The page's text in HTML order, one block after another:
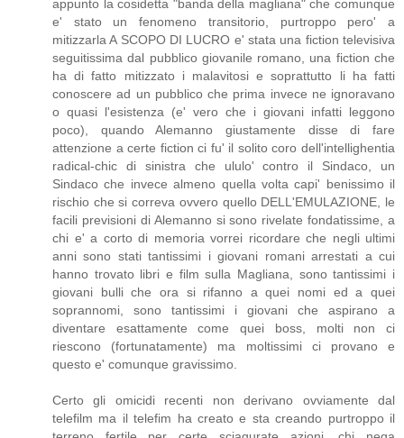
appunto la cosidetta "banda della magliana" che comunque
e' stato un fenomeno transitorio, purtroppo pero' a
mitizzarla A SCOPO DI LUCRO e' stata una fiction televisiva
seguitissima dal pubblico giovanile romano, una fiction che
ha di fatto mitizzato i malavitosi e soprattutto li ha fatti
conoscere ad un pubblico che prima invece ne ignoravano
o quasi l'esistenza (e' vero che i giovani infatti leggono
poco), quando Alemanno giustamente disse di fare
attenzione a certe fiction ci fu' il solito coro dell'intellighentia
radical-chic di sinistra che ululo' contro il Sindaco, un
Sindaco che invece almeno quella volta capi' benissimo il
rischio che si correva ovvero quello DELL'EMULAZIONE, le
facili previsioni di Alemanno si sono rivelate fondatissime, a
chi e' a corto di memoria vorrei ricordare che negli ultimi
anni sono stati tantissimi i giovani romani arrestati a cui
hanno trovato libri e film sulla Magliana, sono tantissimi i
giovani bulli che ora si rifanno a quei nomi ed a quei
soprannomi, sono tantissimi i giovani che aspirano a
diventare esattamente come quei boss, molti non ci
riescono (fortunatamente) ma moltissimi ci provano e
questo e' comunque gravissimo.
Certo gli omicidi recenti non derivano ovviamente dal
telefilm ma il telefim ha creato e sta creando purtroppo il